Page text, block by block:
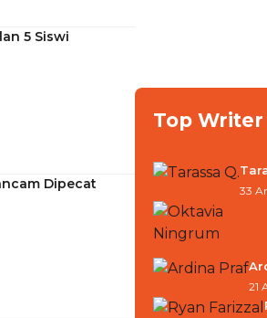
5 Siswi
Dipecat
Top Writer
33
21